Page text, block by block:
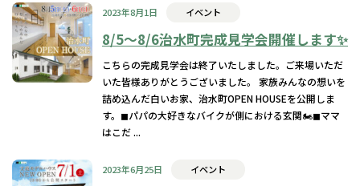
2023年8月1日 イベント
8/5〜8/6治水町完成見学会開催します✨
こちらの完成見学会は終了いたしました。ご来場いただ
いた皆様ありがとうございました。 家族みんなの想いを
詰め込んだ白いお家、治水町OPEN HOUSEを公開しま
す。◼︎パパの大好きなバイクが側における玄関🏍️◼︎ママ
はこだ ...
2023年6月25日 イベント